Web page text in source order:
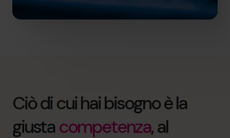
Ciò di cui hai bisogno è la
giustacompetenza, al